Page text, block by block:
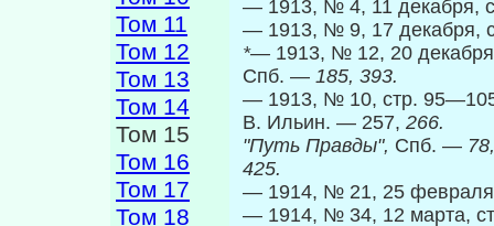
Том 11
Том 12
Том 13
Том 14
Том 15
Том 16
Том 17
Том 18
— 1913, № 4, 11 декабря,
— 1913, № 9, 17 декабря,
*— 1913, № 12, 20
Спб. — 185, 393.
— 1913, № 10, стр.
В. Ильин. — 257, 266.
"Путь Правды", Спб. —
425.
— 1914, № 21, 25
— 1914, № 34, 12 марта,